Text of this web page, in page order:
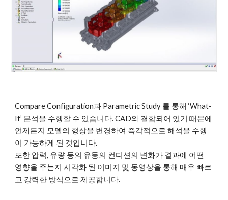
Compare Configuration과 Parametric Study 를 통해 ‘What-
If’ 분석을 수행할 수 있습니다. CAD와 결합되어 있기 때문에
언제든지 모델의 형상을 변경하여 즉각적으로 해석을 수행
이 가능하게 된 것입니다.
또한 압력, 유량 등의 유동의 컨디션의 변화가 결과에 어떤
영향을 주는지 시각화 된 이미지 및 동영상을 통해 매우 빠르
고 강력한 방식으로 제공합니다.